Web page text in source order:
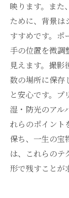
映ります。また
ために、背景は
すすめです。ポ
手の位置を微調
見えます。撮影
数の場所に保存
と安心です。プ
湿・防光のアル
れらのポイント
保ち、一生の宝
は、これらのテ
形で残すことが